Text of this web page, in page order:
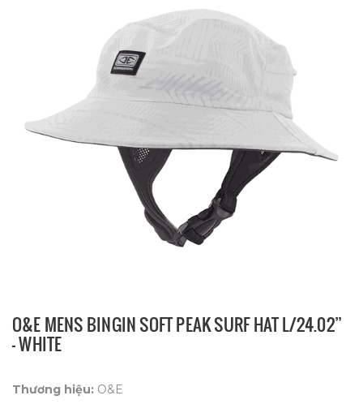
O&E MENS BINGIN SOFT PEAK SURF HAT L/24.02”
- WHITE
Thương hiệu: O&E